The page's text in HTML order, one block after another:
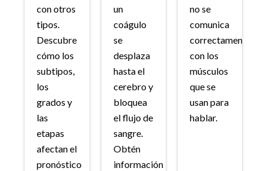
con otros
tipos.
Descubre
cómo los
subtipos,
los
grados y
las
etapas
afectan el
pronóstico
un
coágulo
se
desplaza
hasta el
cerebro y
bloquea
el flujo de
sangre.
Obtén
información
no se
comunica
correctamente
con los
músculos
que se
usan para
hablar.